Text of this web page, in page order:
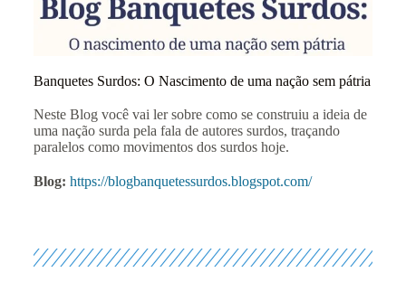
Banquetes Surdos: O Nascimento de uma nação sem pátria
Neste Blog você vai ler sobre como se construiu a ideia de
uma nação surda pela fala de autores surdos, traçando
paralelos como movimentos dos surdos hoje.
Blog: https://blogbanquetessurdos.blogspot.com/